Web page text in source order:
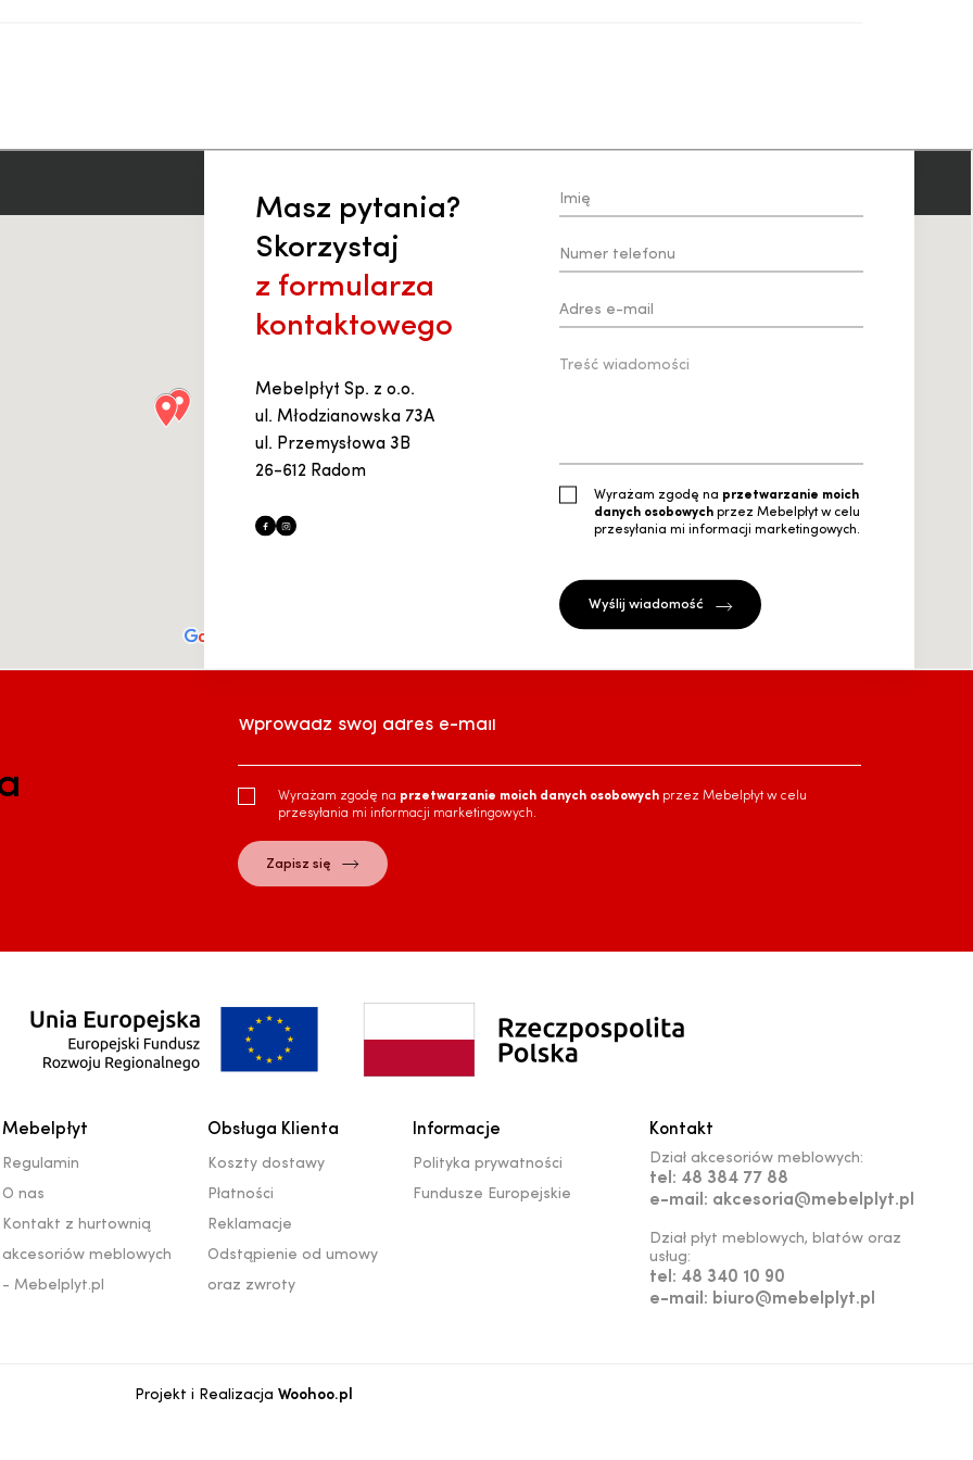
Masz pytania?
Skorzystaj
z formularza
kontaktowego
Mebelpłyt Sp. z o.o.
ul. Młodzianowska 73A
ul. Przemysłowa 3B
26-612 Radom
Wyrażam zgodę na przetwarzanie moich
danych osobowychprzez Mebelpłyt w celu
przesyłania mi informacji marketingowych.
Wprowadź swój adres e-mail
Wyrażam zgodę na przetwarzanie moich danych osobowych przez Mebelpłyt w celu
przesyłania mi informacji marketingowych.
Mebelpłyt
Regulamin
O nas
Kontakt z hurtownią
akcesoriów meblowych
- Mebelplyt.pl
Obsługa Klienta
Koszty dostawy
Płatności
Reklamacje
Odstąpienie od umowy
oraz zwroty
Informacje
Polityka prywatności
Fundusze Europejskie
Kontakt
Dział akcesoriów meblowych:
tel: 48 384 77 88
e-mail: akcesoria@mebelplyt.pl
Dział płyt meblowych, blatów oraz
usług:
tel: 48 340 10 90
e-mail: biuro@mebelplyt.pl
Projekt i Realizacja Woohoo.pl